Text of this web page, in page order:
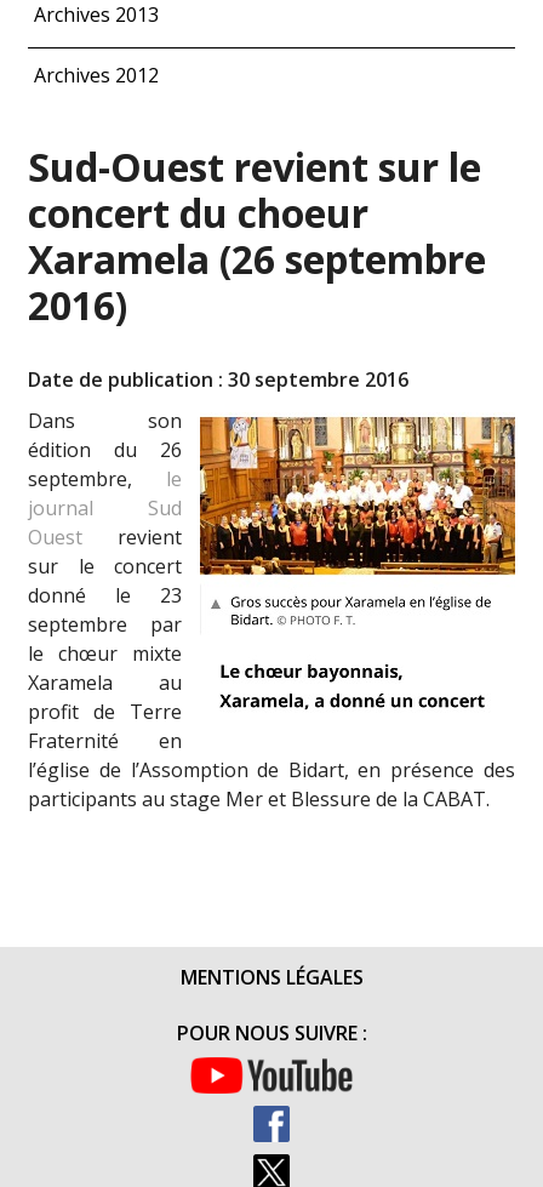
Archives 2013
Archives 2012
Sud-Ouest revient sur le
concert du choeur
Xaramela (26 septembre
2016)
Date de publication : 30 septembre 2016
Dans son
édition du 26
septembre, le
journal Sud
Ouest revient
sur le concert
donné le 23
septembre par
le chœur mixte
Xaramela au
profit de Terre
Fraternité en
l’église de l’Assomption de Bidart, en présence des
participants au stage Mer et Blessure de la CABAT.
MENTIONS LÉGALES
POUR NOUS SUIVRE :